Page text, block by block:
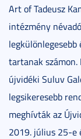
Art of Tadeusz
intézmény
tartanak
újvidéki Suluv
legsikeresebb
meghívták az
2019. július 25-e